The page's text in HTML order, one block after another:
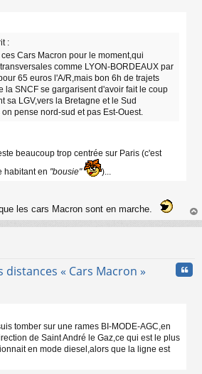
:
Cars Macron pour le moment,qui
comme LYON-BORDEAUX par
65 euros l'A/R,mais bon 6h de trajets
la SNCF se gargarisent d'avoir fait le coup
sa LGV,vers la Bretagne et le Sud
pense nord-sud et pas Est-Ouest.
beaucoup trop centrée sur Paris (c'est
habitant en "bousie" )...
les cars Macron sont en marche.
au
distances « Cars Macron »
tomber sur une rames BI-MODE-AGC,en
de Saint André le Gaz,ce qui est le plus
en mode diesel,alors que la ligne est